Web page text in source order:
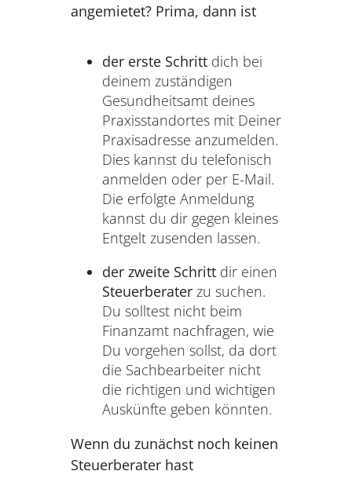
angemietet? Prima, dann ist
der erste Schrittdich bei
deinem zuständigen
Gesundheitsamt deines
Praxisstandortes mit Deiner
Praxisadresse anzumelden.
Dies kannst du telefonisch
anmelden oder per E-Mail.
Die erfolgte Anmeldung
kannst du dir gegen kleines
Entgelt zusenden lassen.
der zweite Schrittdir einen
Steuerberaterzu suchen.
Du solltest nicht beim
Finanzamt nachfragen, wie
Du vorgehen sollst, da dort
die Sachbearbeiter nicht
die richtigen und wichtigen
Auskünfte geben könnten.
Wenn du zunächst noch keinen
Steuerberater hast